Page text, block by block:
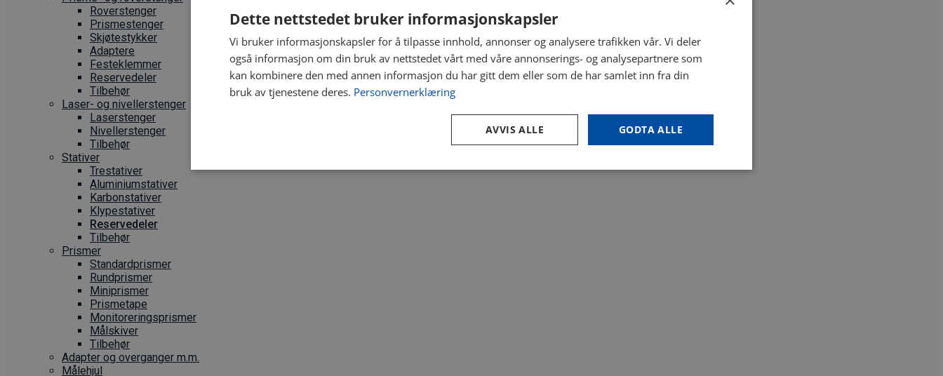
Roverstenger
Prismestenger
Skjøtestykker
Adaptere
Festeklemmer
Reservedeler
Tilbehør
Laser- og nivellerstenger
Laserstenger
Nivellerstenger
Tilbehør
Stativer
Trestativer
Aluminiumstativer
Karbonstativer
Klypestativer
Reservedeler
Tilbehør
Prismer
Standardprismer
Rundprismer
Miniprismer
Prismetape
Monitoreringsprismer
Målskiver
Tilbehør
Adapter og overganger m.m.
Målehjul
Dette nettstedet bruker informasjonskapsler
Vi bruker informasjonskapsler for å tilpasse innhold, annonser og analysere trafikken vår. Vi deler
også informasjon om din bruk av nettstedet vårt med våre annonserings- og analysepartnere som
kan kombinere den med annen informasjon du har gitt dem eller som de har samlet inn fra din
bruk av tjenestene deres. Personvernerklæring
GODTA ALLE
AVVIS ALLE